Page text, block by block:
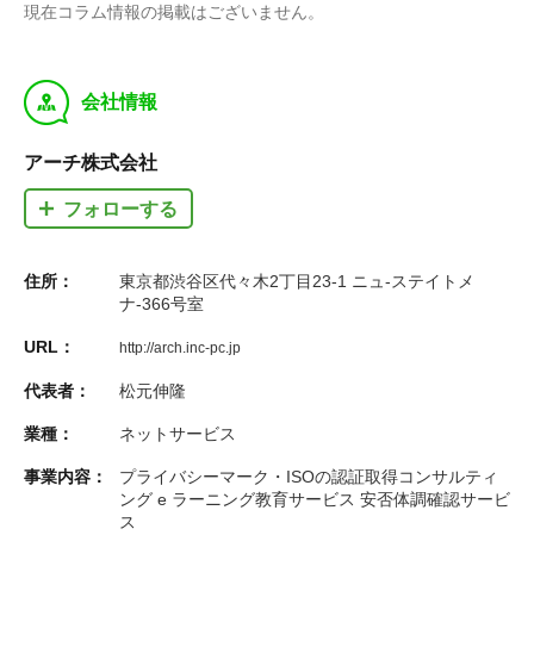
現在コラム情報の掲載はございません。
y 会社情報
アーチ株式会社
フォローする
住所：
東京都渋谷区代々木2丁目23-1 ニュ-ステイトメ
ナ-366号室
URL： http://arch.inc-pc.jp
代表者： 松元伸隆
業種： ネットサービス
事業内容：
プライバシーマーク・ISOの認証取得コンサルティ
ング e ラーニング教育サービス 安否体調確認サービ
ス